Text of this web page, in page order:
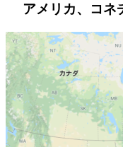
アメリカ、コネ